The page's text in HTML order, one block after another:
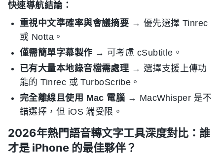
快速導航結論：
重視中文準確率與會議摘要 → 優先選擇 Tinrec
或 Notta。
僅需簡單字幕製作 → 可考慮 cSubtitle。
已有大量本地錄音檔需處理→ 選擇支援上傳功
能的 Tinrec 或 TurboScribe。
完全離線且使用 Mac 電腦 → MacWhisper 是不
錯選擇，但 iOS 端受限。
2026年熱門語音轉文字工具深度對比：誰
才是 iPhone 的最佳夥伴？